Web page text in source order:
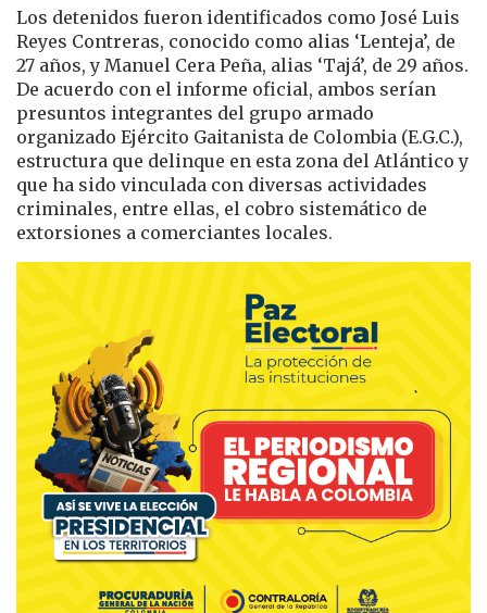
Los detenidos fueron identificados como José Luis
Reyes Contreras, conocido como alias ‘Lenteja’, de
27 años, y Manuel Cera Peña, alias ‘Tajá’, de 29 años.
De acuerdo con el informe oficial, ambos serían
presuntos integrantes del grupo armado
organizado Ejército Gaitanista de Colombia (E.G.C.),
estructura que delinque en esta zona del Atlántico y
que ha sido vinculada con diversas actividades
criminales, entre ellas, el cobro sistemático de
extorsiones a comerciantes locales.